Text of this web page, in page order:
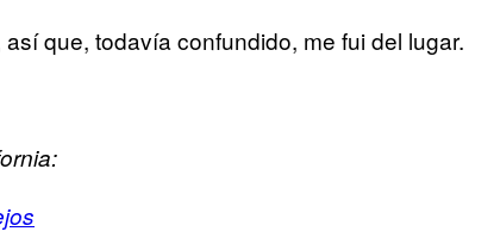
que, todavía confundido, me fui del lugar.